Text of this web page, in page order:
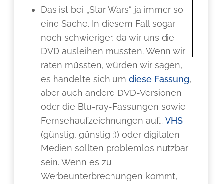
Das ist bei „Star Wars“ ja immer so
eine Sache. In diesem Fall sogar
noch schwieriger, da wir uns die
DVD ausleihen mussten. Wenn wir
raten müssten, würden wir sagen,
es handelte sich umdiese Fassung,
aber auch andere DVD-Versionen
oder die Blu-ray-Fassungen sowie
Fernsehaufzeichnungen auf…VHS
(günstig, günstig ;)) oder digitalen
Medien sollten problemlos nutzbar
sein. Wenn es zu
Werbeunterbrechungen kommt,